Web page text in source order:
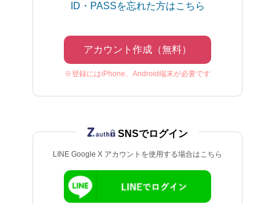
ID・PASSを忘れた方はこちら
アカウント作成（無料）
※登録にはiPhone、Android端末が必要です
LINE Google X アカウントを使用する場合はこちら
SNSでログイン